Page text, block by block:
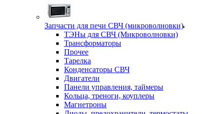
Запчасти для печи СВЧ (микроволновки)
ТЭНы для СВЧ (Микроволновки)
Трансформаторы
Прочее
Тарелка
Конденсаторы СВЧ
Двигатели
Панели управления, таймеры
Кольца, треноги, коуплеры
Магнетроны